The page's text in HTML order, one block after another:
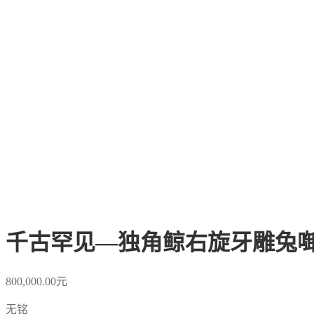
千古罕见—独角鲸右旋牙雕兔
800,000.00元
无铭